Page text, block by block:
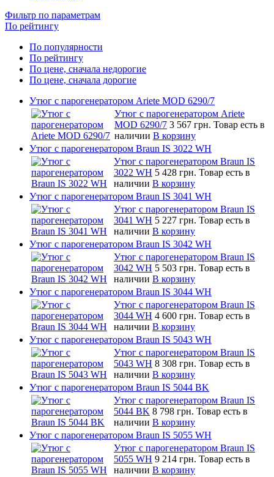
Фильтр по параметрам
По рейтингу
По популярности
По рейтингу
По цене, сначала недорогие
По цене, сначала дорогие
Утюг с парогенератором Ariete MOD 6290/7
Утюг с парогенератором Ariete
MOD 6290/7 3 567 грн. Товар есть в
наличии В корзину
Утюг с парогенератором Braun IS 3022 WH
Утюг с парогенератором Braun IS
3022 WH 5 428 грн. Товар есть в
наличии В корзину
Утюг с парогенератором Braun IS 3041 WH
Утюг с парогенератором Braun IS
3041 WH 5 227 грн. Товар есть в
наличии В корзину
Утюг с парогенератором Braun IS 3042 WH
Утюг с парогенератором Braun IS
3042 WH 5 503 грн. Товар есть в
наличии В корзину
Утюг с парогенератором Braun IS 3044 WH
Утюг с парогенератором Braun IS
3044 WH 4 600 грн. Товар есть в
наличии В корзину
Утюг с парогенератором Braun IS 5043 WH
Утюг с парогенератором Braun IS
5043 WH 8 308 грн. Товар есть в
наличии В корзину
Утюг с парогенератором Braun IS 5044 BK
Утюг с парогенератором Braun IS
5044 BK 8 798 грн. Товар есть в
наличии В корзину
Утюг с парогенератором Braun IS 5055 WH
Утюг с парогенератором Braun IS
5055 WH 9 214 грн. Товар есть в
наличии В корзину